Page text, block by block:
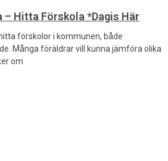
– Hitta Förskola *Dagis Här
förskolor i kommunen, både
Många föräldrar vill kunna jämföra olika
om